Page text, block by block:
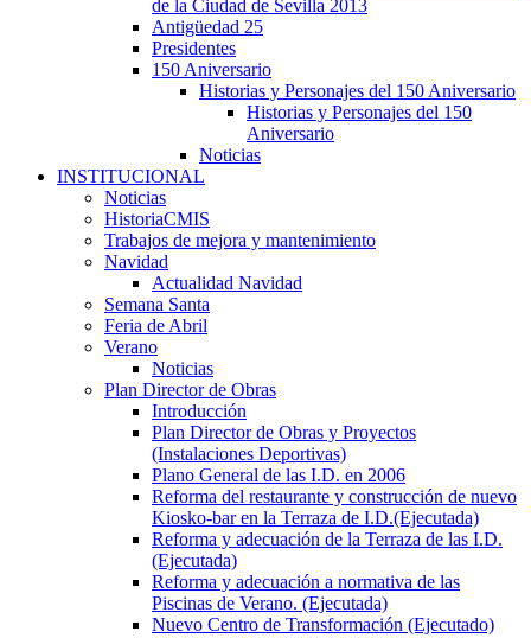
de la Ciudad de Sevilla 2013
Antigüedad 25
Presidentes
150 Aniversario
Historias y Personajes del 150 Aniversario
Historias y Personajes del 150
Aniversario
Noticias
INSTITUCIONAL
Noticias
HistoriaCMIS
Trabajos de mejora y mantenimiento
Navidad
Actualidad Navidad
Semana Santa
Feria de Abril
Verano
Noticias
Plan Director de Obras
Introducción
Plan Director de Obras y Proyectos
(Instalaciones Deportivas)
Plano General de las I.D. en 2006
Reforma del restaurante y construcción de nuevo
Kiosko-bar en la Terraza de I.D.(Ejecutada)
Reforma y adecuación de la Terraza de las I.D.
(Ejecutada)
Reforma y adecuación a normativa de las
Piscinas de Verano. (Ejecutada)
Nuevo Centro de Transformación (Ejecutado)